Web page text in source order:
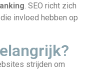
. SEO richt zich
invloed hebben op
strijden om